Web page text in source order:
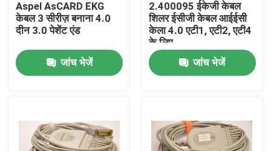
होम
Aspel AsCARD EKG
केबल 3 सीरीज़ बनाना 4.0
दीन 3.0 पेशेंट एंड
जांच भेजें
2.400095 ईकेजी केबल
शिलर ईसीजी केबल आईईसी
केला 4.0 एटी1, एटी2, एटी4
के लिए
जांच भेजें